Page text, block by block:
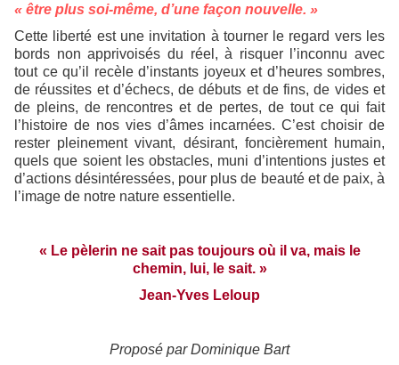
« être plus soi-même, d’une façon nouvelle. »
Cette liberté est une invitation à tourner le regard vers les
bords non apprivoisés du réel, à risquer l’inconnu avec
tout ce qu’il recèle d’instants joyeux et d’heures sombres,
de réussites et d’échecs, de débuts et de fins, de vides et
de pleins, de rencontres et de pertes, de tout ce qui fait
l’histoire de nos vies d’âmes incarnées. C’est choisir de
rester pleinement vivant, désirant, foncièrement humain,
quels que soient les obstacles, muni d’intentions justes et
d’actions désintéressées, pour plus de beauté et de paix, à
l’image de notre nature essentielle.
« Le pèlerin ne sait pas toujours où il va, mais le
chemin, lui, le sait. »
Jean-Yves Leloup
Proposé par Dominique Bart